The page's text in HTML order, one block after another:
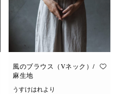
風のブラウス（Vネック）/
麻生地
うすけはれより